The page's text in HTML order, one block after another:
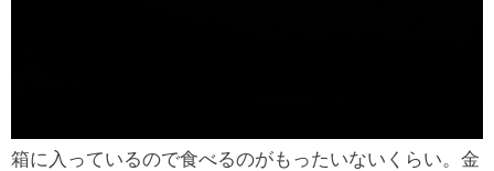
箱に入っているので食べるのがもったいないくらい。金